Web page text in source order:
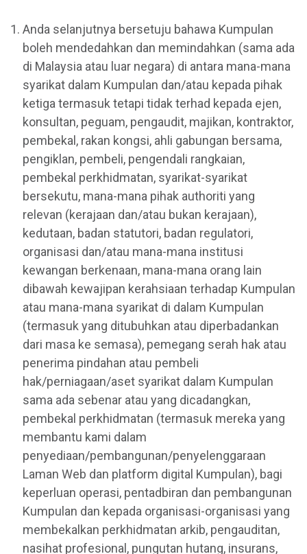
Anda selanjutnya bersetuju bahawa Kumpulan
boleh mendedahkan dan memindahkan (sama ada
di Malaysia atau luar negara) di antara mana-mana
syarikat dalam Kumpulan dan/atau kepada pihak
ketiga termasuk tetapi tidak terhad kepada ejen,
konsultan, peguam, pengaudit, majikan, kontraktor,
pembekal, rakan kongsi, ahli gabungan bersama,
pengiklan, pembeli, pengendali rangkaian,
pembekal perkhidmatan, syarikat-syarikat
bersekutu, mana-mana pihak authoriti yang
relevan (kerajaan dan/atau bukan kerajaan),
kedutaan, badan statutori, badan regulatori,
organisasi dan/atau mana-mana institusi
kewangan berkenaan, mana-mana orang lain
dibawah kewajipan kerahsiaan terhadap Kumpulan
atau mana-mana syarikat di dalam Kumpulan
(termasuk yang ditubuhkan atau diperbadankan
dari masa ke semasa), pemegang serah hak atau
penerima pindahan atau pembeli
hak/perniagaan/aset syarikat dalam Kumpulan
sama ada sebenar atau yang dicadangkan,
pembekal perkhidmatan (termasuk mereka yang
membantu kami dalam
penyediaan/pembangunan/penyelenggaraan
Laman Web dan platform digital Kumpulan), bagi
keperluan operasi, pentadbiran dan pembangunan
Kumpulan dan kepada organisasi-organisasi yang
membekalkan perkhidmatan arkib, pengauditan,
nasihat profesional, pungutan hutang, insurans,